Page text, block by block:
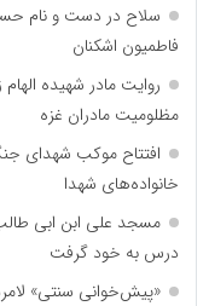
سلاح در دست و نام
فاطمیون اشکنان
روایت مادر شهیده
مظلومیت مادران غزه
افتتاح موکب شهدای
خانواده‌های شهدا
مسجد علی ابن ابی
درس به خود گرفت
«پیش‌خوانی سنتی»